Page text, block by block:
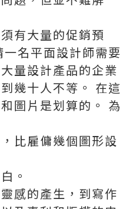
有大量的促銷預
名平面設計師需要
量設計產品的企業
幾十人不等。 在這
圖片是划算的。 為
比雇傭幾個圖形設
。
感的產生，到寫作